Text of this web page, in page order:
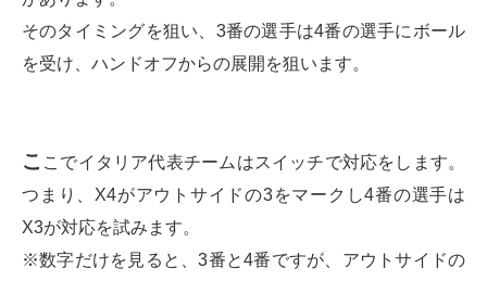
そのタイミングを狙い、3番の選手は4番の選手にボール
を受け、ハンドオフからの展開を狙います。
こ こでイタリア代表チームはスイッチで対応をします。
つまり、X4がアウトサイドの3をマークし4番の選手は
X3が対応を試みます。
※数字だけを見ると、3番と4番ですが、アウトサイドの